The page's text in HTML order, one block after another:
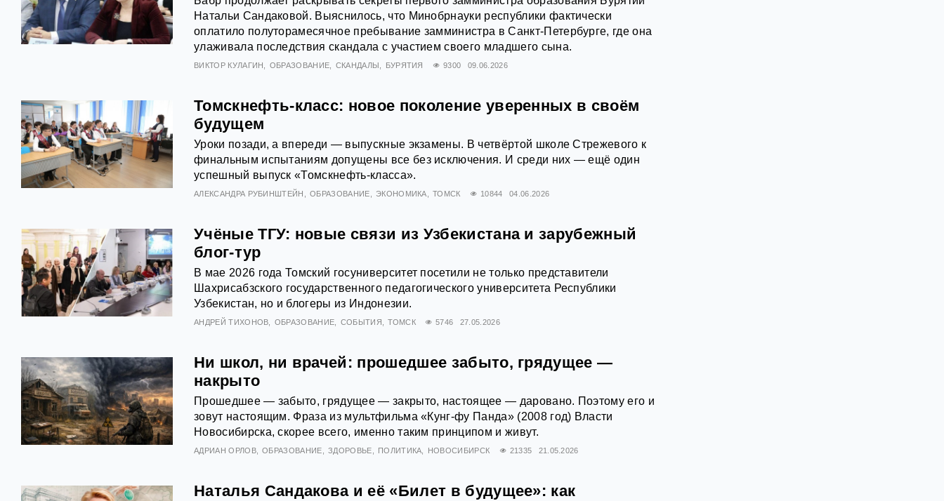
Натальи Сандаковой. Выяснилось, что Минобрнауки республики фактически
оплатило полуторамесячное пребывание замминистра в Санкт-Петербурге, где она
улаживала последствия скандала с участием своего младшего сына.
ВИКТОР КУЛАГИН ОБРАЗОВАНИЕ СКАНДАЛЫ БУРЯТИЯ 9300 09.06.2026
Томскнефть-класс: новое поколение уверенных в своём
будущем
Уроки позади, а впереди — выпускные экзамены. В четвёртой школе Стрежевого к
финальным испытаниям допущены все без исключения. И среди них — ещё один
успешный выпуск «Томскнефть-класса».
АЛЕКСАНДРА РУБИНШТЕЙН ОБРАЗОВАНИЕ ЭКОНОМИКА ТОМСК 10844 04.06.2026
Учёные ТГУ: новые связи из Узбекистана и зарубежный
блог-тур
В мае 2026 года Томский госуниверситет посетили не только представители
Шахрисабзского государственного педагогического университета Республики
Узбекистан, но и блогеры из Индонезии.
АНДРЕЙ ТИХОНОВ ОБРАЗОВАНИЕ СОБЫТИЯ ТОМСК 5746 27.05.2026
Ни школ, ни врачей: прошедшее забыто, грядущее —
накрыто
Прошедшее — забыто, грядущее — закрыто, настоящее — даровано. Поэтому его и
зовут настоящим. Фраза из мультфильма «Кунг-фу Панда» (2008 год) Власти
Новосибирска, скорее всего, именно таким принципом и живут.
АДРИАН ОРЛОВ ОБРАЗОВАНИЕ ЗДОРОВЬЕ ПОЛИТИКА НОВОСИБИРСК 21335 21.05.2026
Наталья Сандакова и её «Билет в будущее»: как